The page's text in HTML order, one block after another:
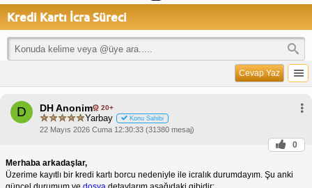
Kredi Kartı İcra Süreci
Cevap Yaz
D DH Anonim 20+
Yarbay Konu Sahibi
22 Mayıs 2026 Cuma 12:30:33 (31380 mesaj)
0
Merhaba arkadaşlar,
Üzerime kayıtlı bir kredi kartı borcu nedeniyle ile icralık durumdayım. Şu anki